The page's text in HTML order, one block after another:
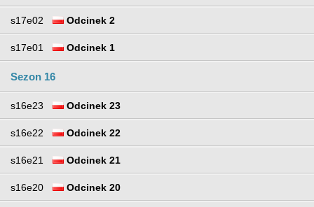
s17e02 Odcinek 2
s17e01 Odcinek 1
Sezon 16
s16e23 Odcinek 23
s16e22 Odcinek 22
s16e21 Odcinek 21
s16e20 Odcinek 20